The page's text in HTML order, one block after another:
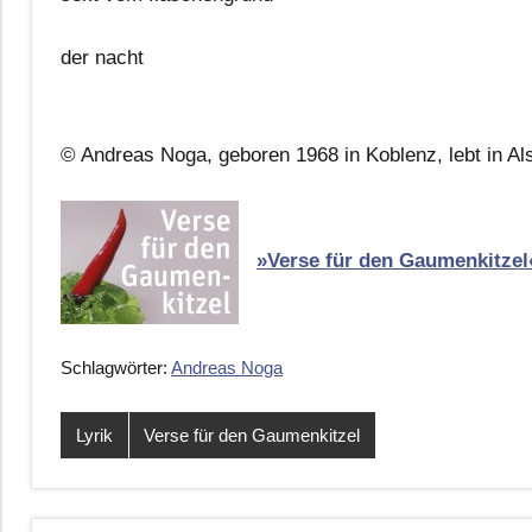
der nacht
© Andreas Noga, geboren 1968 in Koblenz, lebt in
»Verse für den
Schlagwörter: Andreas Noga
Lyrik Verse für den Gaumenkitzel